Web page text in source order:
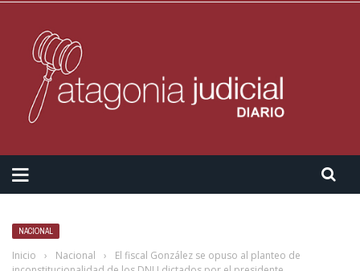
NACIONAL
Inicio › Nacional ›
El fiscal González se opuso al planteo de